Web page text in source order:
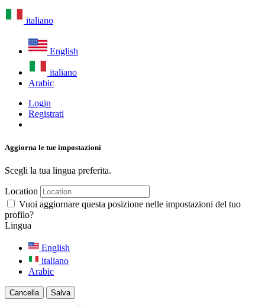
italiano
English
italiano
Arabic
Login
Registrati
Aggiorna le tue impostazioni
Scegli la tua lingua preferita.
Location
Vuoi aggiornare questa posizione nelle impostazioni del tuo
profilo?
Lingua
English
italiano
Arabic
Cancella Salva